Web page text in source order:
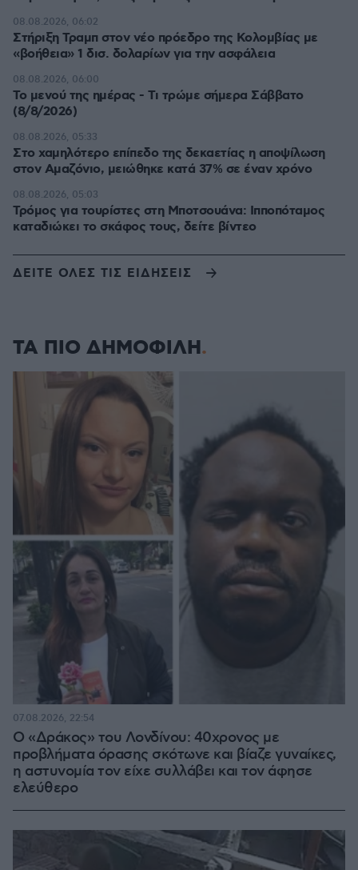
Στήριξη Τραμπ στον νέο πρόεδρο της Κολομβίας με
«βοήθεια» 1 δισ. δολαρίων για την ασφάλεια
08.08.2026, 06:02
Το μενού της ημέρας - Τι τρώμε σήμερα Σάββατο
(8/8/2026)
08.08.2026, 06:00
Στο χαμηλότερο επίπεδο της δεκαετίας η αποψίλωση
στον Αμαζόνιο, μειώθηκε κατά 37% σε έναν χρόνο
08.08.2026, 05:33
Τρόμος για τουρίστες στη Μποτσουάνα: Ιπποπόταμος
καταδιώκει το σκάφος τους, δείτε βίντεο
08.08.2026, 05:03
ΔΕΙΤΕ ΟΛΕΣ ΤΙΣ ΕΙΔΗΣΕΙΣ
ΤΑ ΠΙΟ ΔΗΜΟΦΙΛΗ
Ο «Δράκος» του Λονδίνου: 40χρονος με
προβλήματα όρασης σκότωνε και βίαζε γυναίκες,
η αστυνομία τον είχε συλλάβει και τον άφησε
ελεύθερο
07.08.2026, 22:54